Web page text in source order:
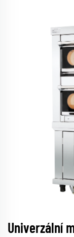
Univerzální